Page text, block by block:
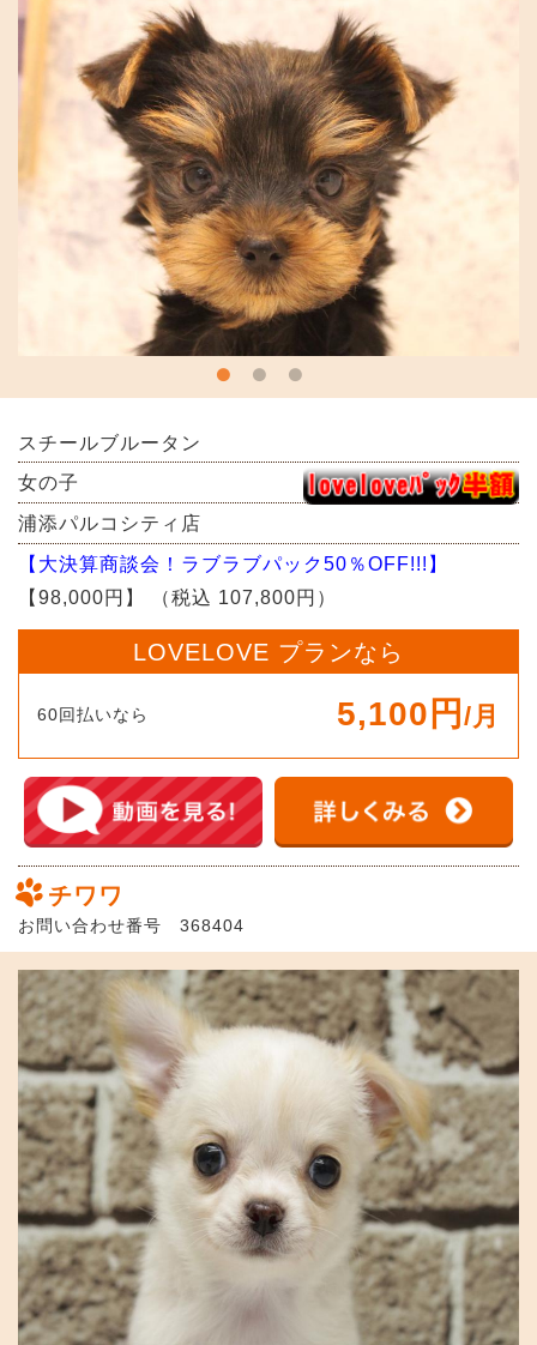
スチールブルータン
女の子
浦添パルコシティ店
【大決算商談会！ラブラブパック50％OFF!!!】
【98,000円】
（税込 107,800円）
LOVELOVE プランなら
60回払いなら 5,100円 /月
チワワ
お問い合わせ番号 368404